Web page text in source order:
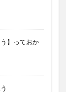
】っておか